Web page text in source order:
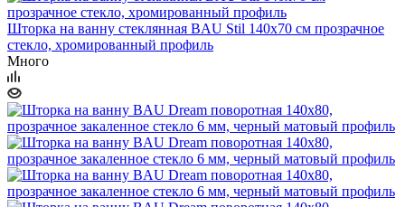
Шторка на ванну стеклянная BAU Stil 140х70 см прозрачное
стекло, хромированный профиль
Много